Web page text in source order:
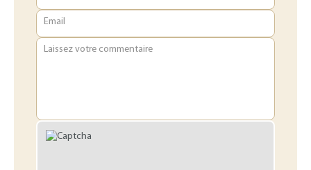
Email
Laissez votre commentaire